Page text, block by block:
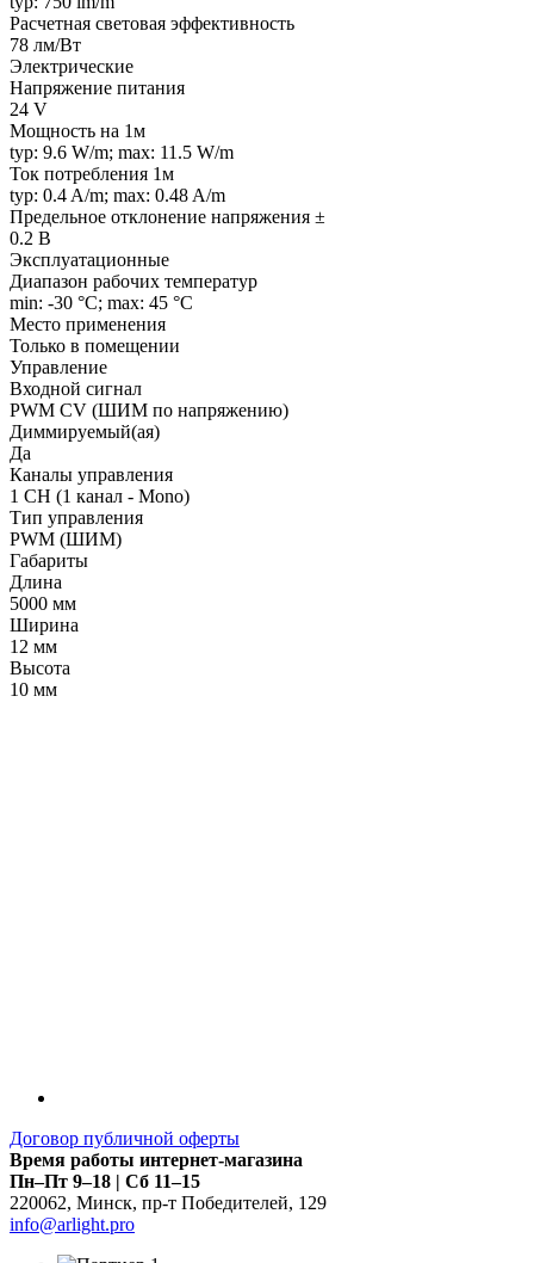
Расчетная световая эффективность
78 лм/Вт
Электрические
Напряжение питания
24 V
Мощность на 1м
typ: 9.6 W/m; max: 11.5 W/m
Ток потребления 1м
typ: 0.4 A/m; max: 0.48 A/m
Предельное отклонение напряжения ±
0.2 В
Эксплуатационные
Диапазон рабочих температур
min: -30 °C; max: 45 °C
Место применения
Только в помещении
Управление
Входной сигнал
PWM СV (ШИМ по напряжению)
Диммируемый(ая)
Да
Каналы управления
1 CH (1 канал - Mono)
Тип управления
PWM (ШИМ)
Габариты
Длина
5000 мм
Ширина
12 мм
Высота
10 мм
Договор публичной оферты
Время работы интернет-магазина
Пн–Пт 9–18 | Сб 11–15
220062, Минск, пр-т Победителей, 129
info@arlight.pro